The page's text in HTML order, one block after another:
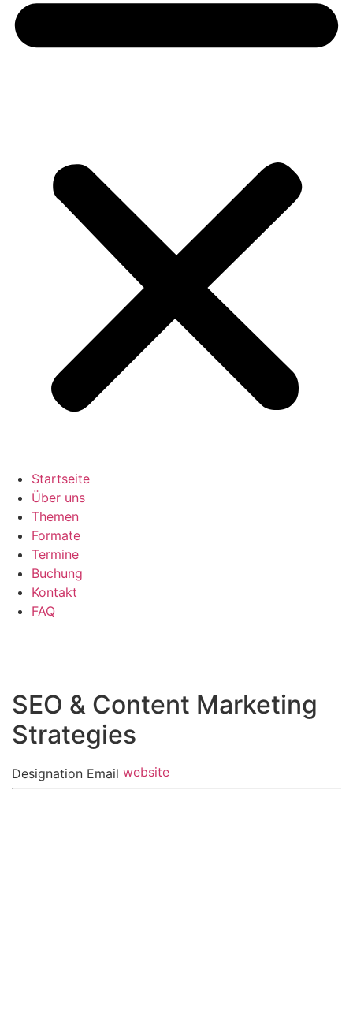
Startseite
Über uns
Themen
Formate
Termine
Buchung
Kontakt
FAQ
SEO & Content Marketing
Strategies
Designation Email website